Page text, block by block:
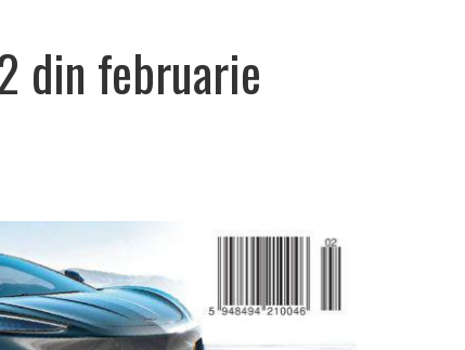
din februarie